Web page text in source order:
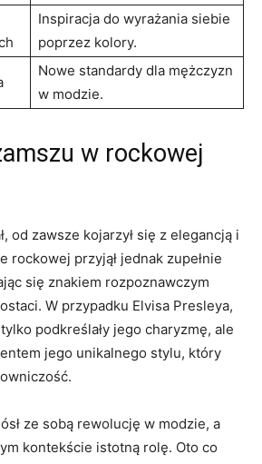
Inspiracja do wyrażania siebie
poprzez kolory.
Nowe standardy dla mężczyzn
w modzie.
w rockowej
od zawsze kojarzył się z elegancją i
rockowej przyjął jednak zupełnie
się znakiem rozpoznawczym
W przypadku Elvisa Presleya,
podkreślały jego charyzmę, ale
jego unikalnego stylu, który
ze sobą rewolucję w modzie, a
kontekście istotną rolę. Oto co